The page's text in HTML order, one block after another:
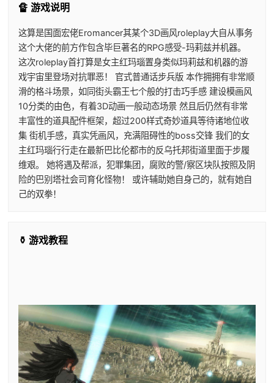
🔏 游戏说明
这算是国面宏佬Eromancer其某个3D画风roleplay大自从事务
这个大佬的前方作包含毕巨著名的RPG感受-玛莉兹并机器。
这次roleplay首打算是女主红玛瑙置身类似玛莉兹和机器的游
戏宇宙里登场对抗罪恶！ 官式普通话步兵版 本作拥拥有非常顺
滑的格斗场景，如同街头霸王七个般的打击巧手感 建设模画风
10分类的由色，有着3D动画一般动态场景 然且后仍然有非常
丰富性的道具配件框架，超过200样式奇妙道具等待诸地位收
集 街机手感，真实凭画风，充满阻碍性的boss交锋 我们的女
主红玛瑙行行走在最新巴比伦都市的反乌托邦街道里面于步履
维艰。 她将遇及帮派，犯罪集团，腐败的警/察区块队按照及阴
险的巴别塔社会司育化怪物！ 或许辅助她自身己的，就有她自
己的双拳！
⚱️ 游戏教程